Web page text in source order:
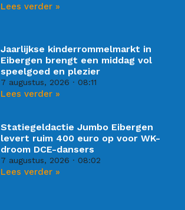
Lees verder »
Jaarlijkse kinderrommelmarkt in
Eibergen brengt een middag vol
speelgoed en plezier
7 augustus, 2026 08:11
Lees verder »
Statiegeldactie Jumbo Eibergen
levert ruim 400 euro op voor WK-
droom DCE-dansers
7 augustus, 2026 08:02
Lees verder »